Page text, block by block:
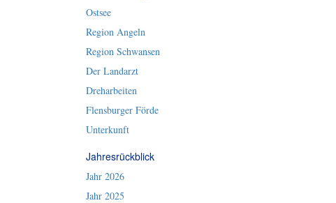
Ostsee
Region Angeln
Region Schwansen
Der Landarzt
Dreharbeiten
Flensburger Förde
Unterkunft
Jahresrückblick
Jahr 2026
Jahr 2025